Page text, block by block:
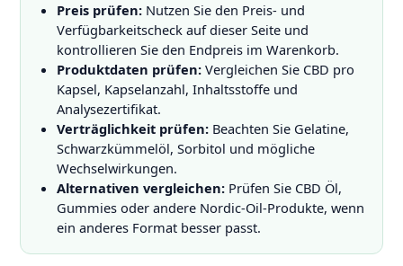
Preis prüfen:Nutzen Sie den Preis- und
Verfügbarkeitscheck auf dieser Seite und
kontrollieren Sie den Endpreis im Warenkorb.
Produktdaten prüfen:Vergleichen Sie CBD pro
Kapsel, Kapselanzahl, Inhaltsstoffe und
Analysezertifikat.
Verträglichkeit prüfen:Beachten Sie Gelatine,
Schwarzkümmelöl, Sorbitol und mögliche
Wechselwirkungen.
Alternativen vergleichen:Prüfen Sie CBD Öl,
Gummies oder andere Nordic-Oil-Produkte, wenn
ein anderes Format besser passt.